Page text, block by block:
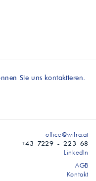
Sie uns kontaktieren.
office@wifra.at
+43 7229 - 223 68
LinkedIn
AGB
Kontakt